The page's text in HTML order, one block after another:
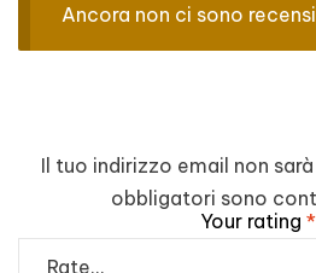
Ancora non ci sono
Il tuo indirizzo email non
obbligatori sono
Your rating *